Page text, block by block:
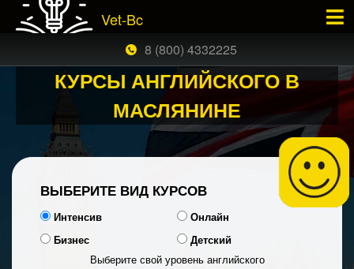
Vet-Bc
8 (800) 4332225
КУРСЫ АНГЛИЙСКОГО В
МАСЛЯНИНЕ
ВЫБЕРИТЕ ВИД КУРСОВ
Интенсив
Онлайн
Бизнес
Детский
Выберите свой уровень английского
ЗАКАЗАТЬ БЕСПЛАТНЫЙ ЗВОНОК ×